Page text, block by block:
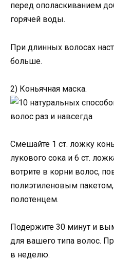
перед ополаскиванием
горячей воды.
При длинных волосах
больше.
2) Коньячная маска.
Смешайте 1 ст. ложку
лукового сока и 6 ст.
вотрите в корни волос,
полиэтиленовым
полотенцем.
Подержите 30 минут и
для вашего типа волос.
в неделю.